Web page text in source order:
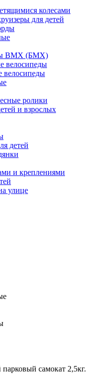
колесами
для детей
BMX (БМХ)
велосипеды
велосипеды
ролики
и взрослых
детей
и креплениями
улице
самокат 2,5кг.